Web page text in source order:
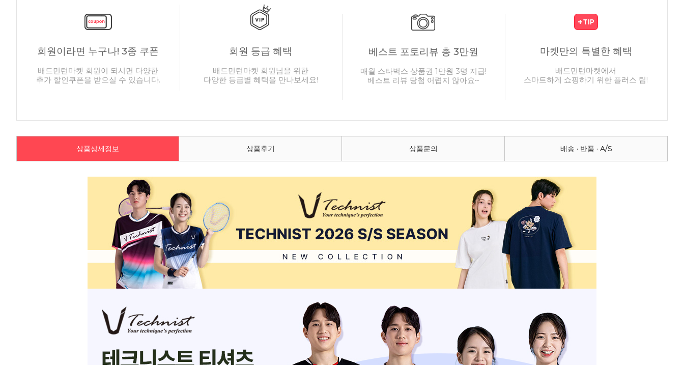
회원이라면 누구나! 3종 쿠폰
배드민턴마켓 회원이 되시면 다양한
추가 할인쿠폰을 받으실 수 있습니다.
회원 등급 혜택
배드민턴마켓 회원님을 위한
다양한 등급별 혜택을 만나보세요!
베스트 포토리뷰 총 3만원
매월 스타벅스 상품권 1만원 3명 지급!
베스트 리뷰 당첨 어렵지 않아요~
마켓만의 특별한 혜택
배드민턴마켓에서
스마트하게 쇼핑하기 위한 플러스 팁!
상품상세정보 상품후기 상품문의 배송 · 반품 · A/S